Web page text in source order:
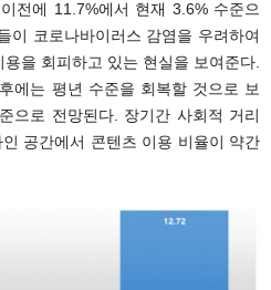
전에 11.7%에서 현재 3.6% 수준으
이 코로나바이러스 감염을 우려하여
을 회피하고 있는 현실을 보여준다.
에는 평년 수준을 회복할 것으로 보
으로 전망된다. 장기간 사회적 거리
공간에서 콘텐츠 이용 비율이 약간